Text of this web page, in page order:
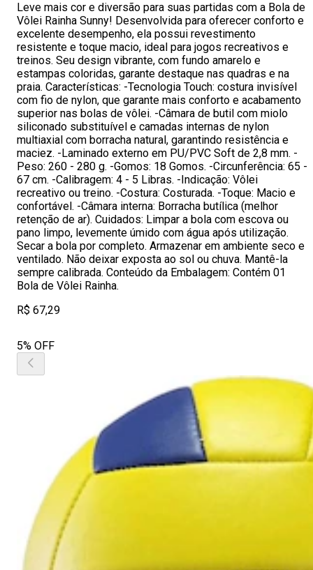
Leve mais cor e diversão para suas partidas com a Bola de
Vôlei Rainha Sunny! Desenvolvida para oferecer conforto e
excelente desempenho, ela possui revestimento
resistente e toque macio, ideal para jogos recreativos e
treinos. Seu design vibrante, com fundo amarelo e
estampas coloridas, garante destaque nas quadras e na
praia. Características: -Tecnologia Touch: costura invisível
com fio de nylon, que garante mais conforto e acabamento
superior nas bolas de vôlei. -Câmara de butil com miolo
siliconado substituível e camadas internas de nylon
multiaxial com borracha natural, garantindo resistência e
maciez. -Laminado externo em PU/PVC Soft de 2,8 mm. -
Peso: 260 - 280 g. -Gomos: 18 Gomos. -Circunferência: 65 -
67 cm. -Calibragem: 4 - 5 Libras. -Indicação: Vôlei
recreativo ou treino. -Costura: Costurada. -Toque: Macio e
confortável. -Câmara interna: Borracha butílica (melhor
retenção de ar). Cuidados: Limpar a bola com escova ou
pano limpo, levemente úmido com água após utilização.
Secar a bola por completo. Armazenar em ambiente seco e
ventilado. Não deixar exposta ao sol ou chuva. Mantê-la
sempre calibrada. Conteúdo da Embalagem: Contém 01
Bola de Vôlei Rainha.
R$ 67,29
5% OFF